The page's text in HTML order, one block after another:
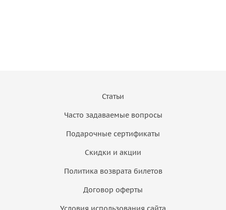
Статьи
Часто задаваемые вопросы
Подарочные сертификаты
Скидки и акции
Политика возврата билетов
Договор оферты